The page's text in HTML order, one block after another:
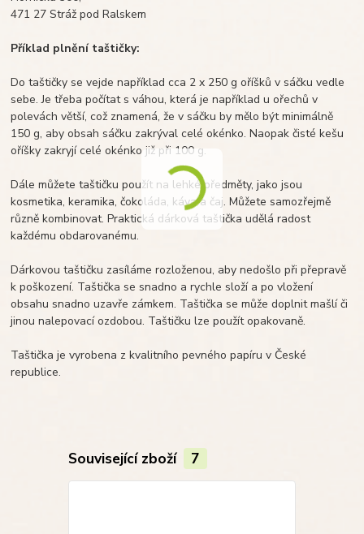
471 27 Stráž pod Ralskem
Příklad plnění taštičky:
Do taštičky se vejde například cca 2 x 250 g oříšků v sáčku vedle
sebe. Je třeba počítat s váhou, která je například u ořechů v
polevách větší, což znamená, že v sáčku by mělo být minimálně
150 g, aby obsah sáčku zakrýval celé okénko. Naopak čisté kešu
oříšky zakryjí celé okénko již při 100 g.
Dále můžete taštičku použít na lehké předměty, jako jsou
kosmetika, keramika, čokoláda, káva a čaj. Můžete samozřejmě
různě kombinovat. Praktická dárková taštička udělá radost
každému obdarovanému.
Dárkovou taštičku zasíláme rozloženou, aby nedošlo při přepravě
k poškození. Taštička se snadno a rychle složí a po vložení
obsahu snadno uzavře zámkem. Taštička se může doplnit mašlí či
jinou nalepovací ozdobou. Taštičku lze použít opakovaně.
Taštička je vyrobena z kvalitního pevného papíru v České
republice.
Související zboží 7